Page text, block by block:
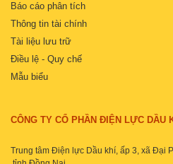
Báo cáo phân tích
Thông tin tài chính
Tài liệu lưu trữ
Điều lệ - Quy chế
Mẫu biểu
CÔNG TY CỔ PHẦN ĐIỆN LỰC DẦU
Trung tâm Điện lực Dầu khí, ấp 3, xã Đại